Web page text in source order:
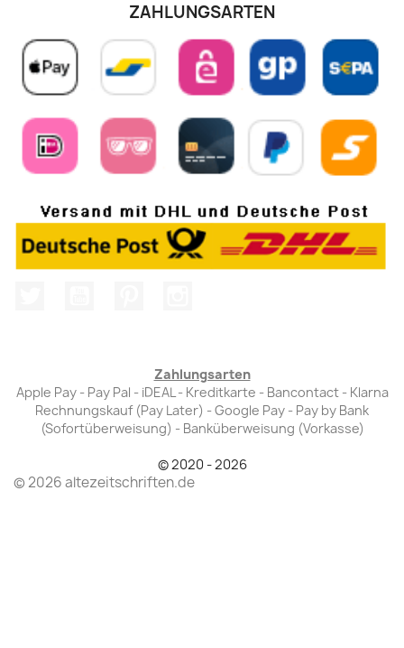
ZAHLUNGSARTEN
Zahlungsarten
Apple Pay - Pay Pal - iDEAL - Kreditkarte - Bancontact - Klarna
Rechnungskauf (Pay Later) - Google Pay - Pay by Bank
(Sofortüberweisung) - Banküberweisung (Vorkasse)
© 2020 - 2026
© 2026 altezeitschriften.de